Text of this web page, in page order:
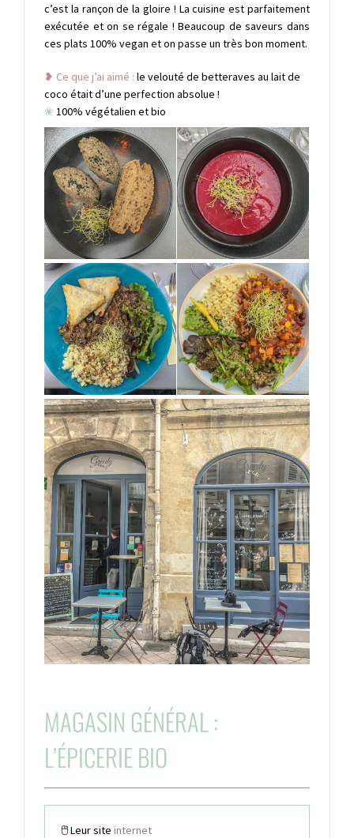
c’est la rançon de la gloire ! La cuisine est parfaitement
exécutée et on se régale ! Beaucoup de saveurs dans
ces plats 100% vegan et on passe un très bon moment.
❥ Ce que j’ai aimé : le velouté de betteraves au lait de
coco était d’une perfection absolue !
❀ 100% végétalien et bio
MAGASIN GÉNÉRAL :
L’ÉPICERIE BIO
🖱 Leur site internet